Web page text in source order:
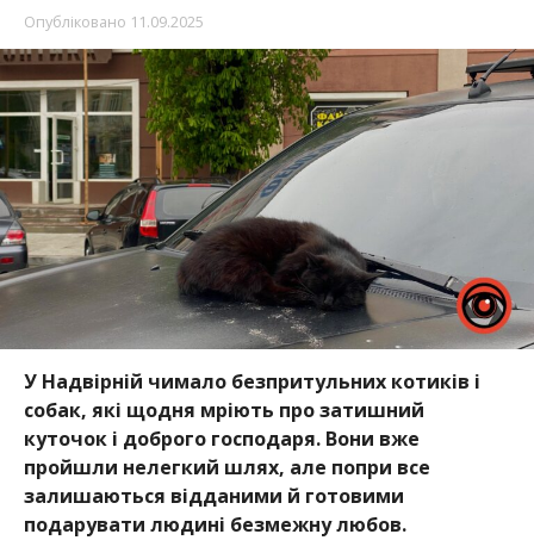
Опубліковано 11.09.2025
У Надвірній чимало безпритульних котиків і
собак, які щодня мріють про затишний
куточок і доброго господаря. Вони вже
пройшли нелегкий шлях, але попри все
залишаються відданими й готовими
подарувати людині безмежну любов.